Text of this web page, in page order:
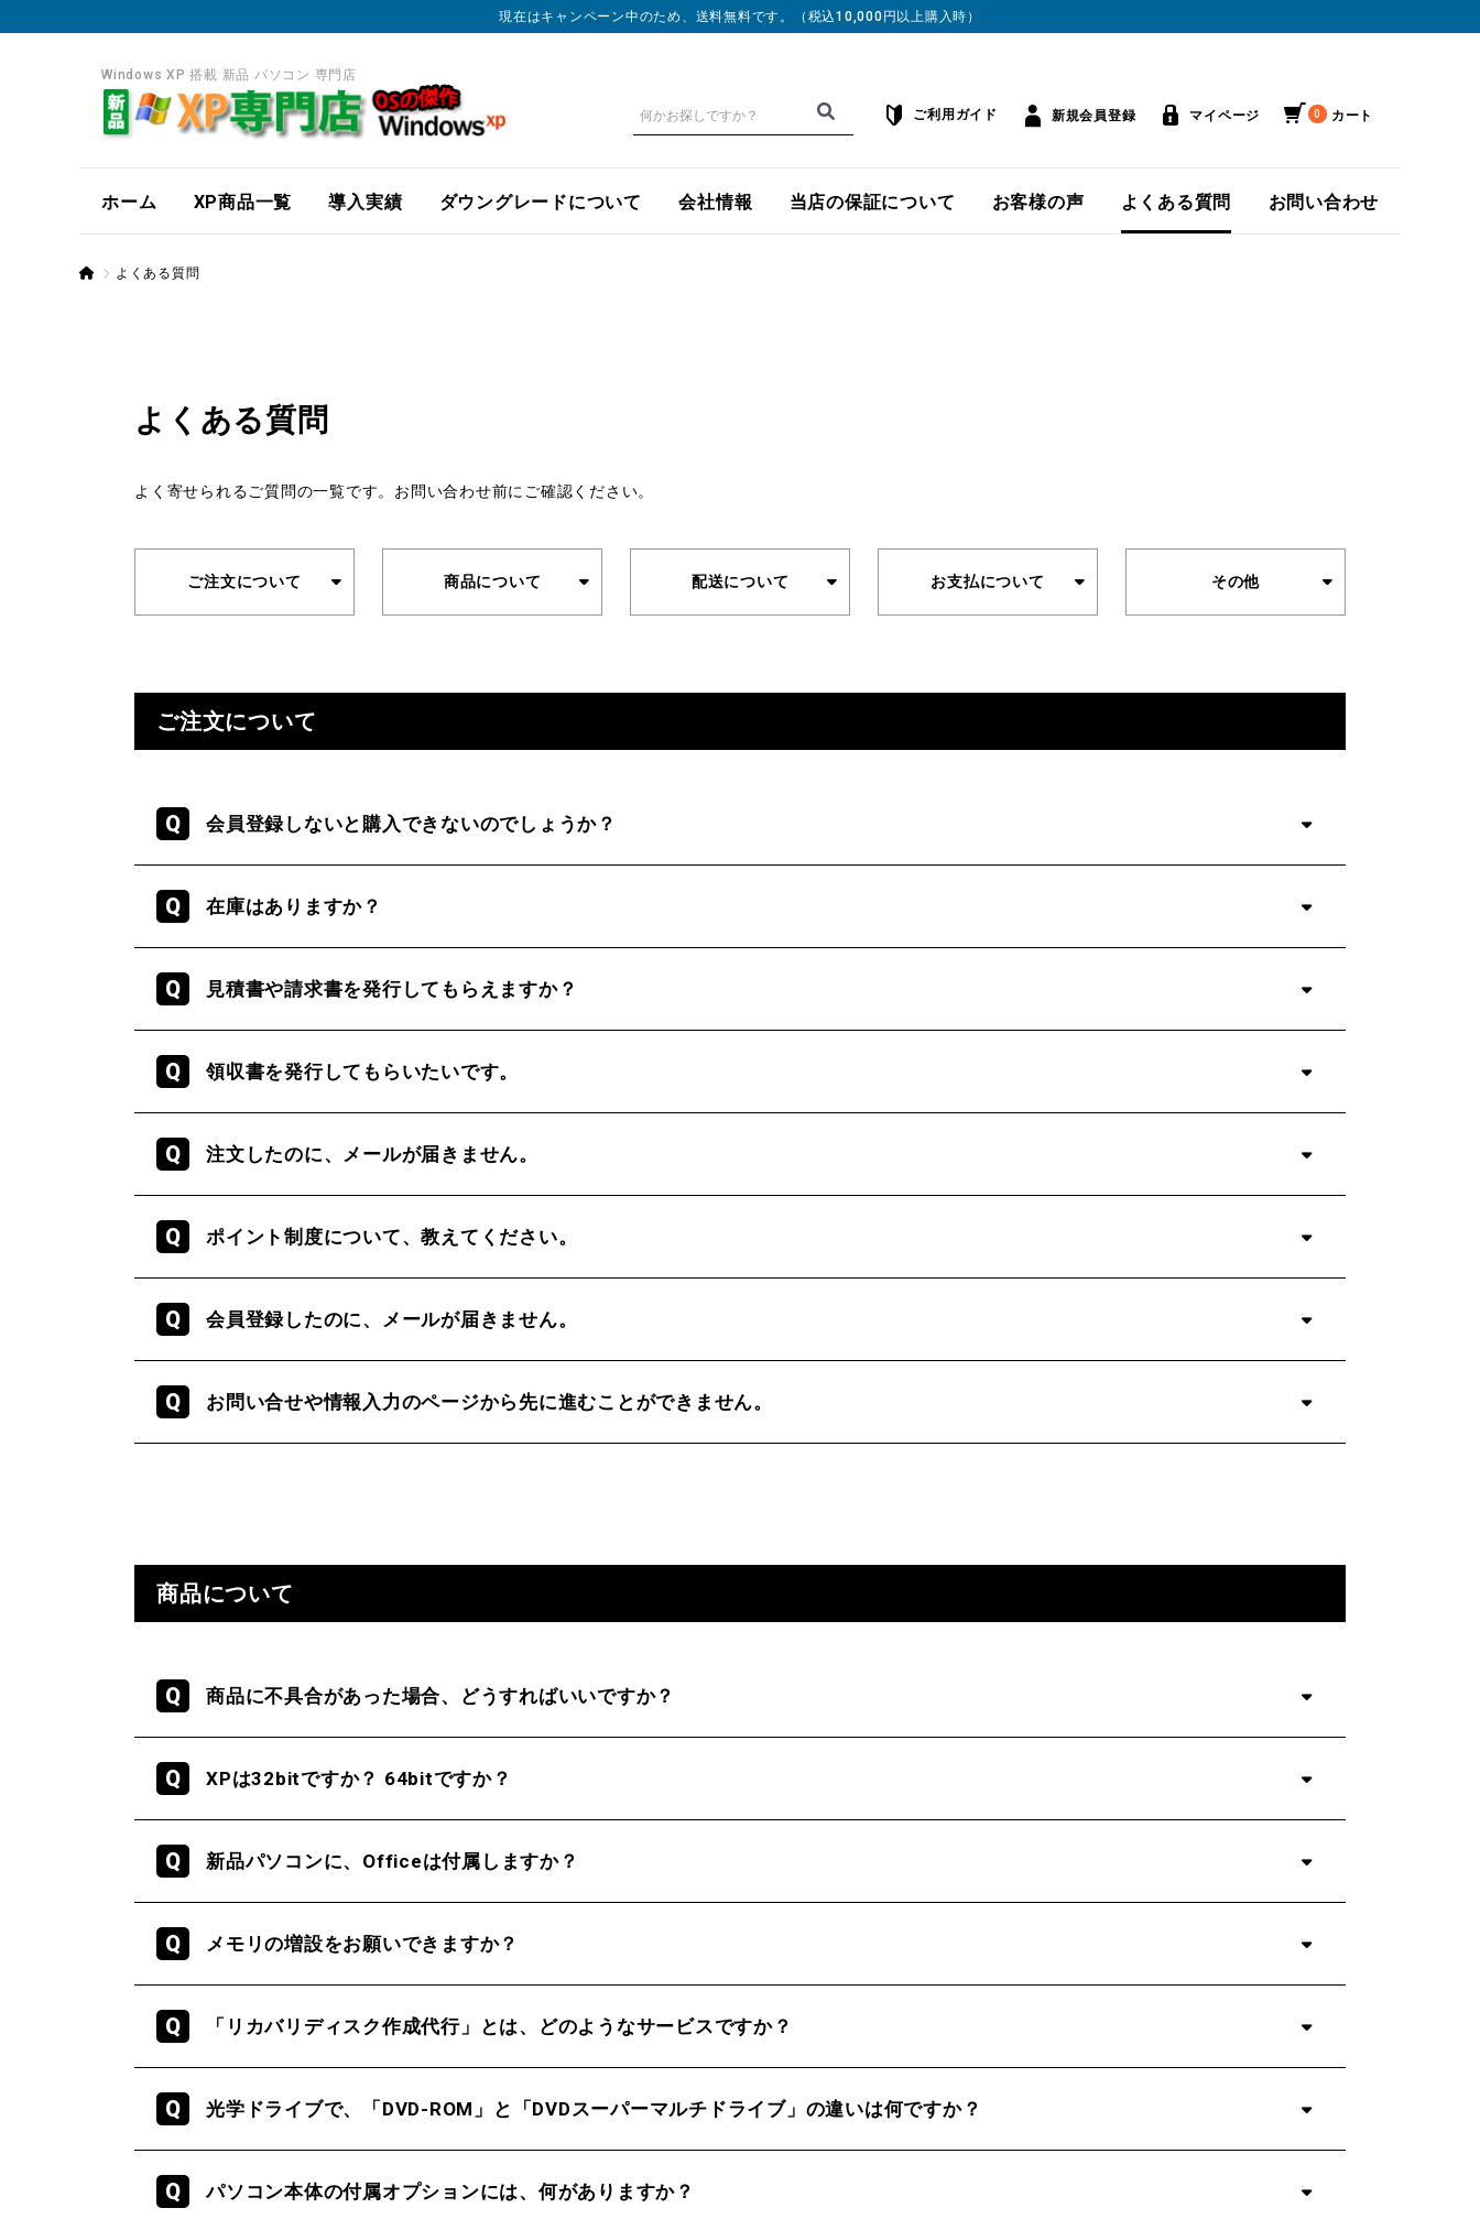
現在はキャンペーン中のため、送料無料です。 （税込10,000円以上購入時）
Windows XP 搭載 新品 パソコン 専門店
ご利用ガイド 新規会員登録 マイページ 0 カート
ホーム XP商品一覧 導入実績 ダウングレードについて 会社情報 当店の保証について お客様の声 よくある質問 お問い合わせ
よくある質問
よくある質問
よく寄せられるご質問の一覧です。お問い合わせ前にご確認ください。
ご注文について 商品について 配送について お支払について その他
ご注文について
会員登録しないと購入できないのでしょうか？
在庫はありますか？
見積書や請求書を発行してもらえますか？
領収書を発行してもらいたいです。
注文したのに、メールが届きません。
ポイント制度について、教えてください。
会員登録したのに、メールが届きません。
お問い合せや情報入力のページから先に進むことができません。
商品について
商品に不具合があった場合、どうすればいいですか？
XPは32bitですか？ 64bitですか？
新品パソコンに、Officeは付属しますか？
メモリの増設をお願いできますか？
「リカバリディスク作成代行」とは、どのようなサービスですか？
光学ドライブで、「DVD-ROM」と「DVDスーパーマルチドライブ」の違いは何ですか？
パソコン本体の付属オプションには、何がありますか？